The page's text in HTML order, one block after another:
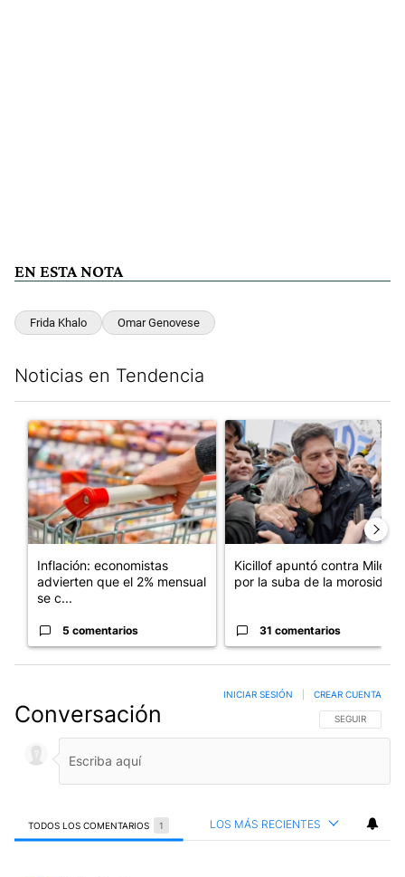
EN ESTA NOTA
Frida Khalo Omar Genovese
Noticias en Tendencia
Un artículo de tendencia con el título "Inflación: economistas
Inflación: economistas
advierten que el 2% mensual
se c...
5 comentarios
Un artículo de tendencia con
Kicillof apuntó contra Milei
por la suba de la morosida...
31 comentarios
Conversación SIGA ESTA
SEGUIR
INICIAR SESIÓN CREAR CUENTA
TODOS LOS COMENTARIOS 1 LOS MÁS RECIENTES